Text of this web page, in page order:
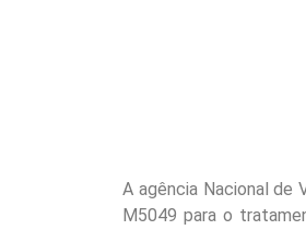
A agência Nacional de
M5049 para o